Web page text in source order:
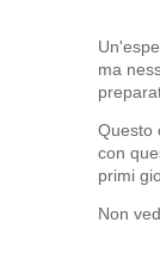
ma
Questo
con
primi
Non